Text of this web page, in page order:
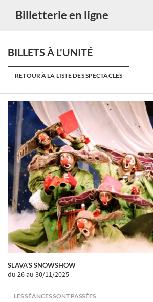
Billetterie en ligne
BILLETS À L'UNITÉ
RETOUR À LA LISTE DES SPECTACLES
SLAVA'S SNOWSHOW
du 26au 30/11/2025
LES SÉANCES SONT PASSÉES